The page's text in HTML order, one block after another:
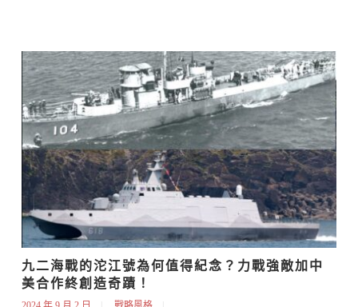
九二海戰的沱江號為何值得紀念？力戰強敵加中
美合作終創造奇蹟！